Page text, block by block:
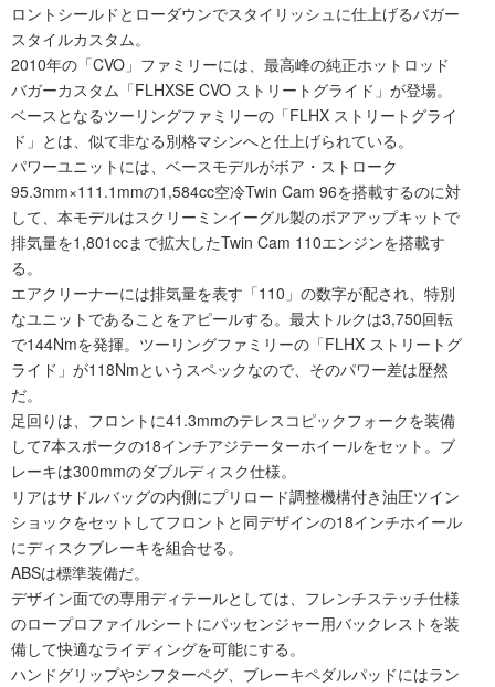
ロントシールドとローダウンでスタイリッシュに仕上げるバガー
スタイルカスタム。
2010年の「CVO」ファミリーには、最高峰の純正ホットロッド
バガーカスタム「FLHXSE CVO ストリートグライド」が登場。
ベースとなるツーリングファミリーの「FLHX ストリートグライ
ド」とは、似て非なる別格マシンへと仕上げられている。
パワーユニットには、ベースモデルがボア・ストローク
95.3mm×111.1mmの1,584cc空冷Twin Cam 96を搭載するのに対
して、本モデルはスクリーミンイーグル製のボアアップキットで
排気量を1,801ccまで拡大したTwin Cam 110エンジンを搭載す
る。
エアクリーナーには排気量を表す「110」の数字が配され、特別
なユニットであることをアピールする。最大トルクは3,750回転
で144Nmを発揮。ツーリングファミリーの「FLHX ストリートグ
ライド」が118Nmというスペックなので、そのパワー差は歴然
だ。
足回りは、フロントに41.3mmのテレスコピックフォークを装備
して7本スポークの18インチアジテーターホイールをセット。ブ
レーキは300mmのダブルディスク仕様。
リアはサドルバッグの内側にプリロード調整機構付き油圧ツイン
ショックをセットしてフロントと同デザインの18インチホイール
にディスクブレーキを組合せる。
ABSは標準装備だ。
デザイン面での専用ディテールとしては、フレンチステッチ仕様
のロープロファイルシートにパッセンジャー用バックレストを装
備して快適なライディングを可能にする。
ハンドグリップやシフターペグ、ブレーキペダルパッドにはラン